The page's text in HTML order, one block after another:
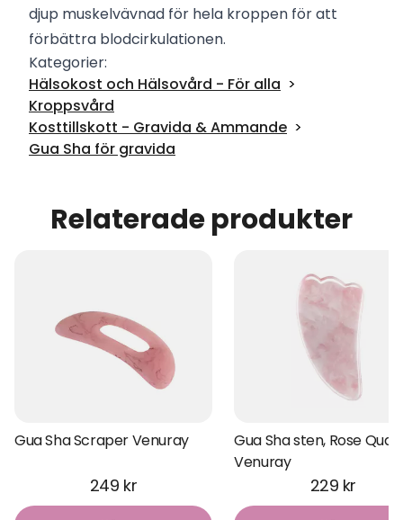
djup muskelvävnad för hela kroppen för att
förbättra blodcirkulationen.
Kategorier:
Hälsokost och Hälsovård - För alla
Kroppsvård
Kosttillskott - Gravida & Ammande
Gua Sha för gravida
Relaterade produkter
Gua Sha Scraper Venuray
249 kr
Gua Sha sten, Rose
Venuray
229 kr